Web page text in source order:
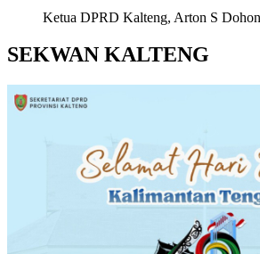
Ketua DPRD Kalteng, Arton S
SEKWAN KALTENG